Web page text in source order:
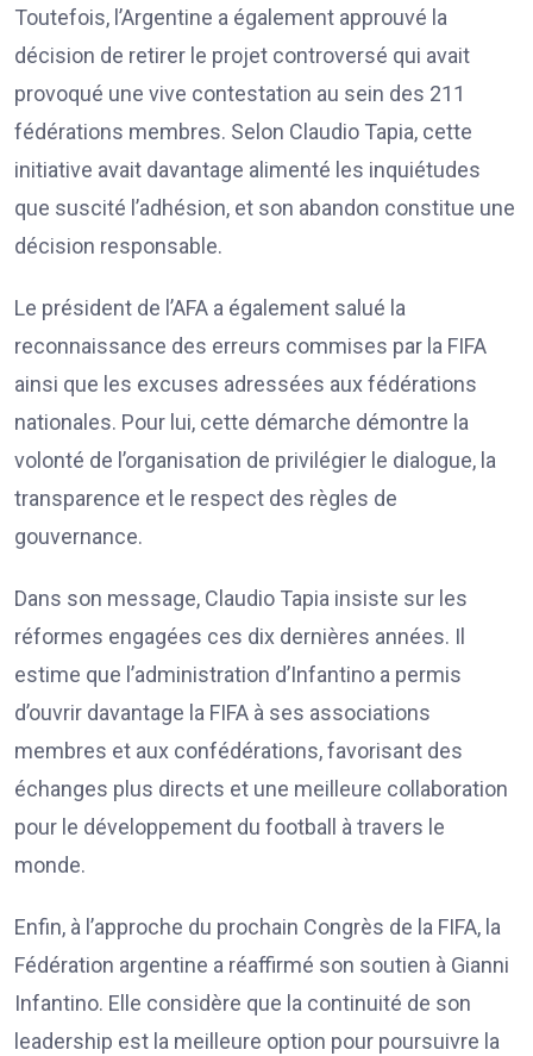
Toutefois, l’Argentine a également approuvé la
décision de retirer le projet controversé qui avait
provoqué une vive contestation au sein des 211
fédérations membres. Selon Claudio Tapia, cette
initiative avait davantage alimenté les inquiétudes
que suscité l’adhésion, et son abandon constitue une
décision responsable.
Le président de l’AFA a également salué la
reconnaissance des erreurs commises par la FIFA
ainsi que les excuses adressées aux fédérations
nationales. Pour lui, cette démarche démontre la
volonté de l’organisation de privilégier le dialogue, la
transparence et le respect des règles de
gouvernance.
Dans son message, Claudio Tapia insiste sur les
réformes engagées ces dix dernières années. Il
estime que l’administration d’Infantino a permis
d’ouvrir davantage la FIFA à ses associations
membres et aux confédérations, favorisant des
échanges plus directs et une meilleure collaboration
pour le développement du football à travers le
monde.
Enfin, à l’approche du prochain Congrès de la FIFA, la
Fédération argentine a réaffirmé son soutien à Gianni
Infantino. Elle considère que la continuité de son
leadership est la meilleure option pour poursuivre la